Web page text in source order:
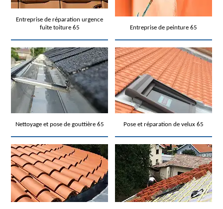
Entreprise de réparation urgence
fuite toiture 65
Entreprise de peinture 65
Nettoyage et pose de gouttière 65 Pose et réparation de velux 65